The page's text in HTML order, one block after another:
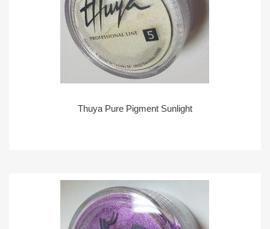
Thuya Pure Pigment Sunlight